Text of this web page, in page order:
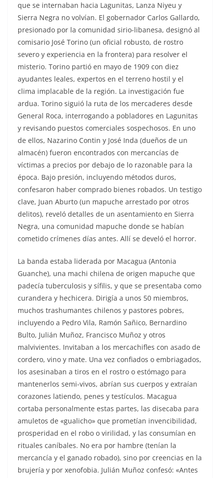
que se internaban hacia Lagunitas, Lanza Niyeu y
Sierra Negra no volvían. El gobernador Carlos Gallardo,
presionado por la comunidad sirio-libanesa, designó al
comisario José Torino (un oficial robusto, de rostro
severo y experiencia en la frontera) para resolver el
misterio. Torino partió en mayo de 1909 con diez
ayudantes leales, expertos en el terreno hostil y el
clima implacable de la región. La investigación fue
ardua. Torino siguió la ruta de los mercaderes desde
General Roca, interrogando a pobladores en Lagunitas
y revisando puestos comerciales sospechosos. En uno
de ellos, Nazarino Contin y José Inda (dueños de un
almacén) fueron encontrados con mercancías de
víctimas a precios por debajo de lo razonable para la
época. Bajo presión, incluyendo métodos duros,
confesaron haber comprado bienes robados. Un testigo
clave, Juan Aburto (un mapuche arrestado por otros
delitos), reveló detalles de un asentamiento en Sierra
Negra, una comunidad mapuche donde se habían
cometido crímenes días antes. Allí se develó el horror.
La banda estaba liderada por Macagua (Antonia
Guanche), una machi chilena de origen mapuche que
padecía tuberculosis y sífilis, y que se presentaba como
curandera y hechicera. Dirigía a unos 50 miembros,
muchos trashumantes chilenos y pastores pobres,
incluyendo a Pedro Vila, Ramón Sañico, Bernardino
Bulto, Julián Muñoz, Francisco Muñoz y otros
malvivientes. Invitaban a los mercachifles con asado de
cordero, vino y mate. Una vez confiados o embriagados,
los asesinaban a tiros en el rostro o estómago para
mantenerlos semi-vivos, abrían sus cuerpos y extraían
corazones latiendo, penes y testículos. Macagua
cortaba personalmente estas partes, las disecaba para
amuletos de «gualicho» que prometían invencibilidad,
prosperidad en el robo o virilidad, y las consumían en
rituales caníbales. No era por hambre (tenían la
mercancía y el ganado robado), sino por creencias en la
brujería y por xenofobia. Julián Muñoz confesó: «Antes